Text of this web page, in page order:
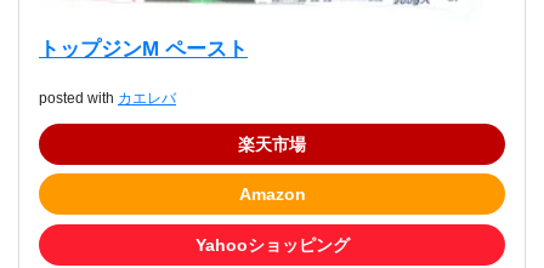
トップジンM ペースト
posted with カエレバ
楽天市場
Amazon
Yahooショッピング